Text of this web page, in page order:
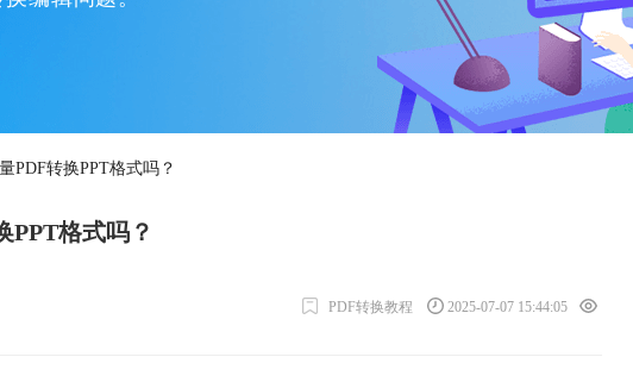
PDF转换PPT格式吗？
PPT格式吗？
PDF转换教程 2025-07-07 15:44:05